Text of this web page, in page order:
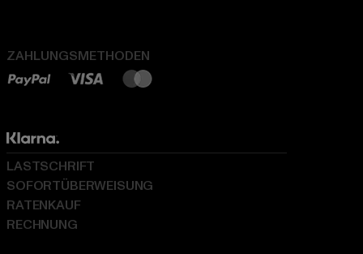
ZAHLUNGSMETHODEN
LASTSCHRIFT
SOFORTÜBERWEISUNG
RATENKAUF
RECHNUNG